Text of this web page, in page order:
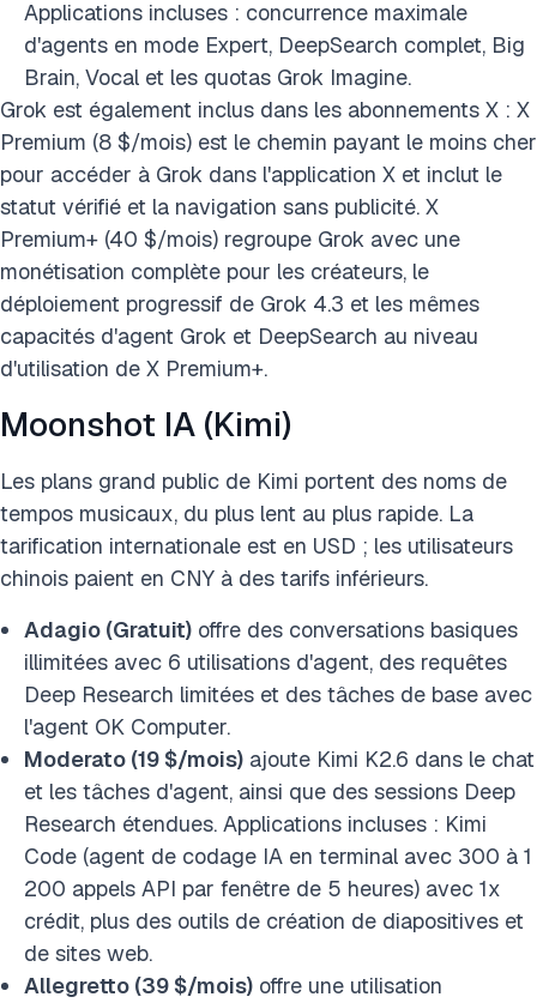
Applications incluses : concurrence maximale
d'agents en mode Expert, DeepSearch complet, Big
Brain, Vocal et les quotas Grok Imagine.
Grok est également inclus dans les abonnements X : X
Premium (8 $/mois) est le chemin payant le moins cher
pour accéder à Grok dans l'application X et inclut le
statut vérifié et la navigation sans publicité. X
Premium+ (40 $/mois) regroupe Grok avec une
monétisation complète pour les créateurs, le
déploiement progressif de Grok 4.3 et les mêmes
capacités d'agent Grok et DeepSearch au niveau
d'utilisation de X Premium+.
Moonshot IA (Kimi)
Les plans grand public de Kimi portent des noms de
tempos musicaux, du plus lent au plus rapide. La
tarification internationale est en USD ; les utilisateurs
chinois paient en CNY à des tarifs inférieurs.
Adagio (Gratuit) offre des conversations basiques
illimitées avec 6 utilisations d'agent, des requêtes
Deep Research limitées et des tâches de base avec
l'agent OK Computer.
Moderato (19 $/mois) ajoute Kimi K2.6 dans le chat
et les tâches d'agent, ainsi que des sessions Deep
Research étendues. Applications incluses : Kimi
Code (agent de codage IA en terminal avec 300 à 1
200 appels API par fenêtre de 5 heures) avec 1x
crédit, plus des outils de création de diapositives et
de sites web.
Allegretto (39 $/mois) offre une utilisation